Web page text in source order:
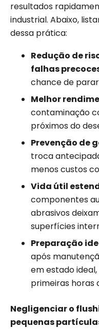
resultados
industrial. Abaixo,
dessa prática:
Redução de
falhas
chance de
Melhor
contaminação
próximos do
Prevenção de
troca
menos custos
Vida útil
componentes
abrasivos
superfícies
Preparação
após
em estado
primeiras horas
Negligenciar o
pequenas